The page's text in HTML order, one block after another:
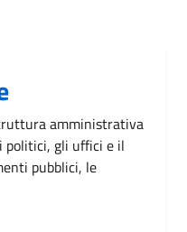
amministrativa
politici, gli uffici e il
pubblici, le